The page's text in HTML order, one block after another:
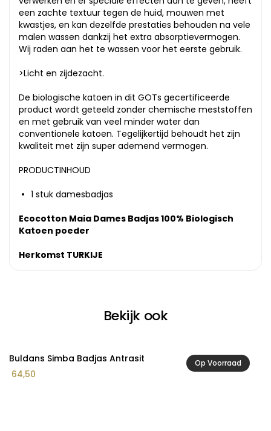
een zachte textuur tegen de huid, mouwen met
kwastjes, en kan dezelfde prestaties behouden na vele
malen wassen dankzij het extra absorptievermogen.
Wij raden aan het te wassen voor het eerste gebruik.
>Licht en zijdezacht.
De biologische katoen in dit GOTs gecertificeerde
product wordt geteeld zonder chemische meststoffen
en met gebruik van veel minder water dan
conventionele katoen. Tegelijkertijd behoudt het zijn
kwaliteit met zijn super ademend vermogen.
PRODUCTINHOUD
1 stuk damesbadjas
Ecocotton Maia Dames Badjas 100% Biologisch
Katoen poeder
Herkomst TURKIJE
Bekijk ook
Op Voorraad
Buldans Simba Badjas Antrasit
64,50